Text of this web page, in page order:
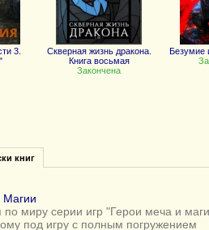
3.
Скверная жизнь дракона.
Книга восьмая
Закончена
Безумие
книг
по миру серии игр "Герои меча и
под игру с полным погружением